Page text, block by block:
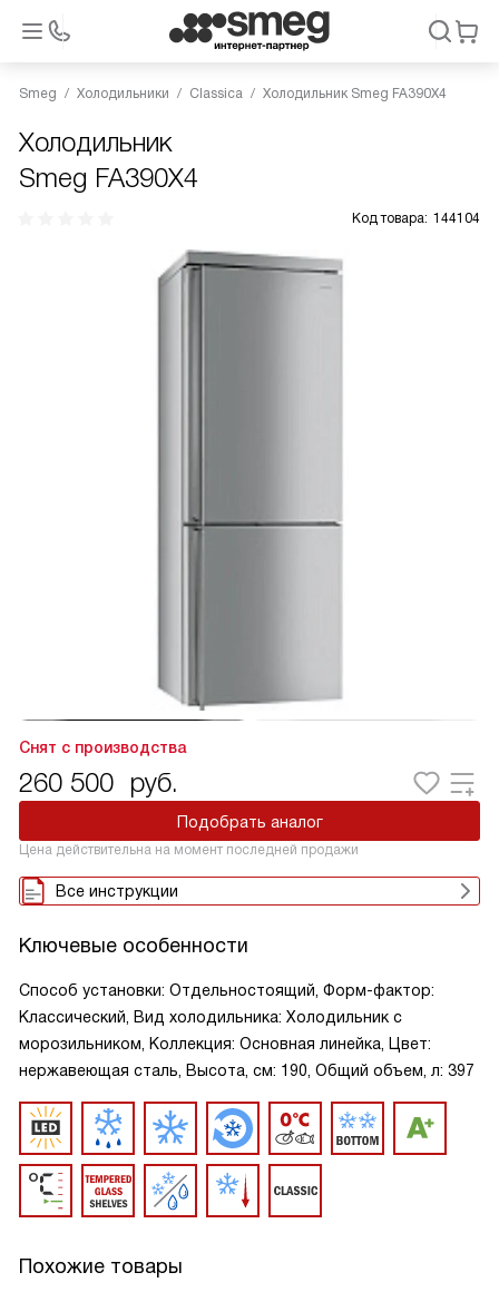
Smeg Холодильники Classica Холодильник Smeg FA390X4
Холодильник
Smeg FA390X4
Код товара: 144104
Снят с производства
260 500 руб.
Подобрать аналог
Цена действительна на момент последней продажи
Все инструкции
Ключевые особенности
Способ установки: Отдельностоящий, Форм-фактор:
Классический, Вид холодильника: Холодильник с
морозильником, Коллекция: Основная линейка, Цвет:
нержавеющая сталь, Высота, см: 190, Общий объем, л: 397
Похожие товары